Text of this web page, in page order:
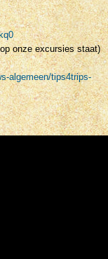
onze excursies staat)
algemeen/tips4trips-